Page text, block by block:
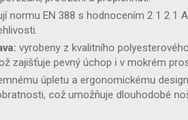
normu EN 388 s hodnocením 2 1 2 1
vyrobeny z kvalitního
zajišťuje pevný úchop i v mokrém
úpletu a ergonomickému
což umožňuje dlouhodobé